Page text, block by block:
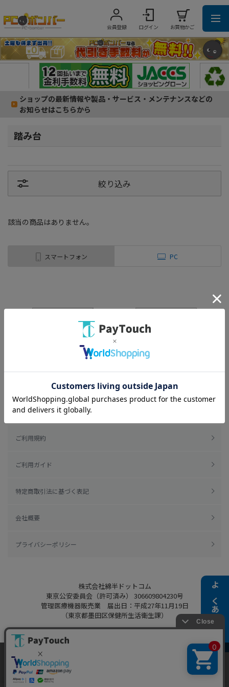
会員登録 ログイン お買物かご
ショップの最新情報や製品・サービス・メンテナンスなどの
お知らせはこちらから
よくある質問
踏み台
絞り込み
該当の商品はありません。
スマートフォン PC
ご利用規約
ご利用ガイド
特定商取引法に基づく表記
会社概要
プライバシーポリシー
株式会社綿半ドットコム
東京公安委員会（許可済み） 306609804230号
管理医療機器販売業 届出日：平成27年11月19日
（東京都墨田区保健所生活衛生課）
Copyright 2022
Powered by Watahan Partners Co., Ltd.
当ウェブサイトでは、お客様により良いサービス
をご提供するため、クッキーを利用しています。
サイト利用を継続することにより、クッキーの使
同意する